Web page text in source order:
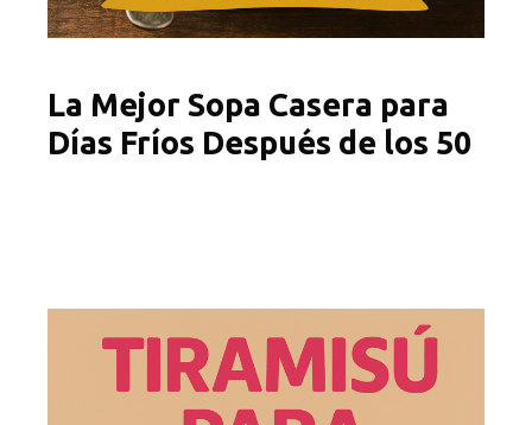
La Mejor Sopa Casera para
Días Fríos Después de los 50